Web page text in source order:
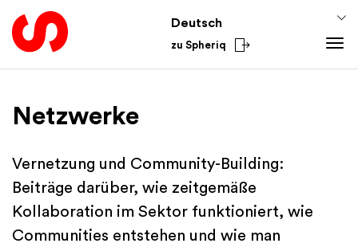
Deutsch
zu Spheriq
Spheriq
Gesuchsmanagement
Recherche
Netzwerke
Vernetzung und Community-Building:
Beiträge darüber, wie zeitgemäße
Kollaboration im Sektor funktioniert, wie
Communities entstehen und wie man